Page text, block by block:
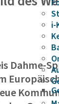
i-
Dahme-